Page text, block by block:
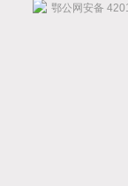
鄂公网安备